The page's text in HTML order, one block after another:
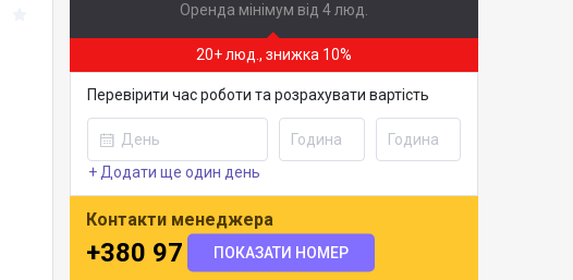
Оренда мінімум від 4 люд.
20+ люд., знижка 10%
Перевірити час роботи та розрахувати вартість
+ Додати ще один день
Контакти менеджера
+380 97 430 1301
ПОКАЗАТИ НОМЕР